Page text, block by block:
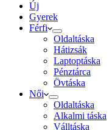
Új
Gyerek
Férfi
Oldaltáska
Hátizsák
Laptoptáska
Pénztárca
Övtáska
Női
Oldaltáska
Alkalmi táska
Válltáska